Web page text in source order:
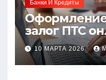
Банки И Кредиты
залог ПТС
без визита
требования
10 МАРТА 2026